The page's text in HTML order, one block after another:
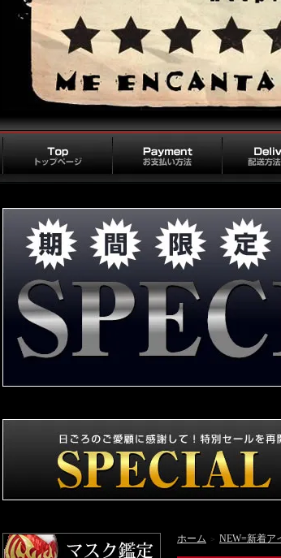
ホーム ＞ NEW=新着ア